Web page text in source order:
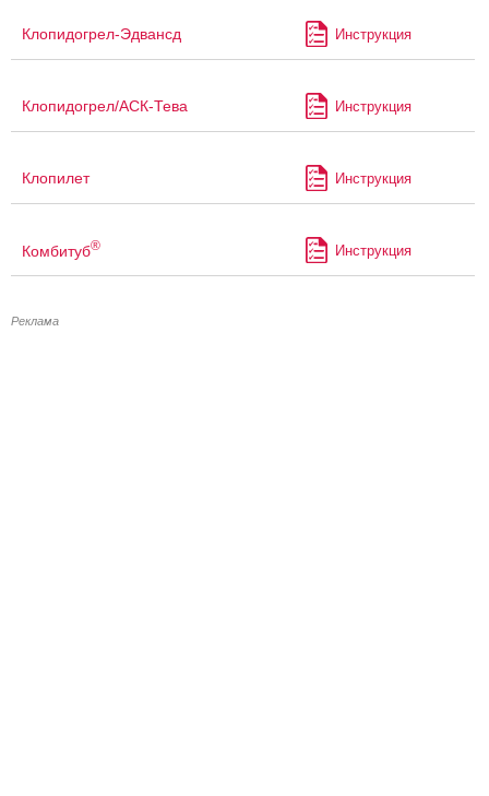
Клопидогрел-Эдвансд Инструкция
Клопидогрел/АСК-Тева Инструкция
Клопилет Инструкция
Комбитуб® Инструкция
Реклама